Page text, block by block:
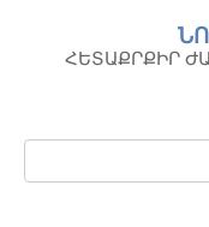
контентуՀԵՏԱՔՐՔԻՐ
Поиск: